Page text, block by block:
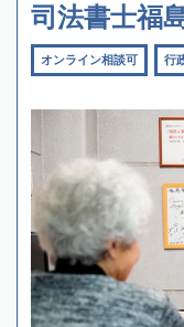
司法書士福
オンライン相談可 行